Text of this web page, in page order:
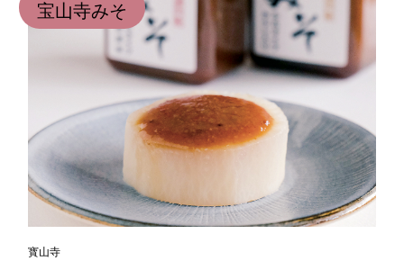
宝山寺みそ
寳山寺